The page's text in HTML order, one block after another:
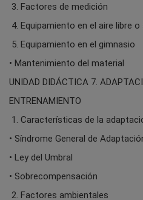
3. Factores de medición
4. Equipamiento en el aire libre
5. Equipamiento en el gimnasio
• Mantenimiento del material
UNIDAD DIDÁCTICA 7.
ENTRENAMIENTO
1. Características de la
• Síndrome General de
• Ley del Umbral
• Sobrecompensación
2. Factores ambientales